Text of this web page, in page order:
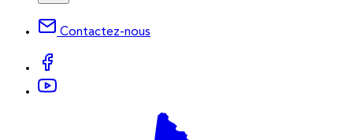
Contactez-nous